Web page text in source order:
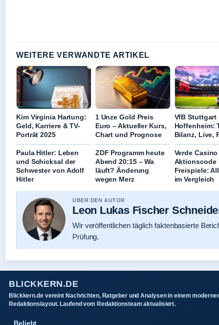
WEITERE VERWANDTE ARTIKEL
Kim Virginia Hartung:
Geld, Karriere & TV-
Porträt 2025
1 Unze Gold Preis
Euro – Aktueller Kurs,
Chart und Prognose
VfB Stuttgart
Hoffenheim:
Bilanz, Live,
Paula Hitler: Leben
und Schicksal der
Schwester von Adolf
Hitler
ZDF Programm heute
Abend 20:15 – Wa
läuft? Änderung
wegen Merz
Verde Casino
Aktionscode
Freispiele:
im Vergleich
UBER DEN AUTOR
Leon Lukas Fischer
Wir veröffentlichen täglich faktenbasierte
Prüfung.
BLICKKERN.DE
Blickkern.de vereint Nachrichten, Ratgeber und Analysen in einem
Redaktionslayout. Laufend vom Redaktionsteam aktualisiert.
Beliebt